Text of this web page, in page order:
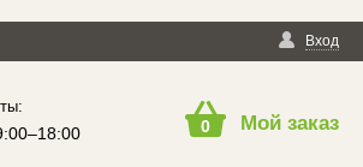
Вход
0 Мой заказ